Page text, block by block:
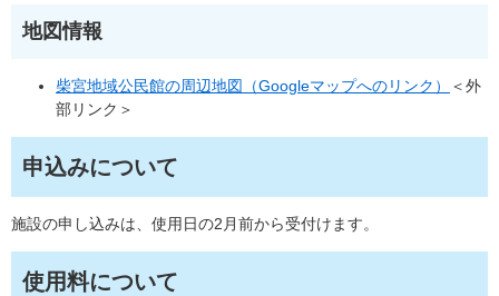
地図情報
柴宮地域公民館の周辺地図（Googleマップへのリンク）
＜外
部リンク＞
申込みについて
施設の申し込みは、使用日の2月前から受付けます。
使用料について